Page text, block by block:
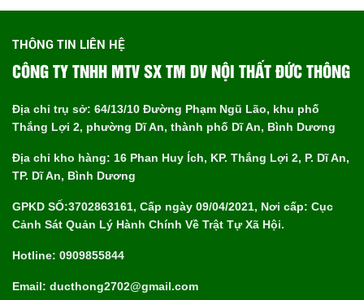
THÔNG TIN LIÊN HỆ
CÔNG TY TNHH MTV SX TM DV NỘI THẤT ĐỨC THÔNG
Địa chỉ trụ sở: 64/13/10 Đường Phạm Ngũ Lão, khu phố
Thắng Lợi 2, phường Dĩ An, thành phố Dĩ An, Bình Dương
Địa chỉ kho hàng: 16 Phan Huy Ích, KP. Thắng Lợi 2, P. Dĩ An,
TP. Dĩ An, Bình Dương
GPKD SỐ:3702863161, Cấp ngày 09/04/2021, Nơi cấp: Cục
Cảnh Sát Quản Lý Hành Chính Về Trật Tự Xã Hội.
Hotline: 0909855844
Email: ducthong2702@gmail.com